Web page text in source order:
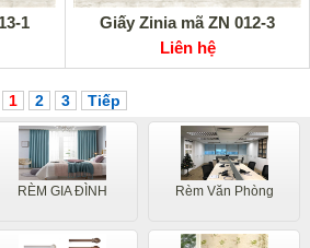
1
Giấy Zinia mã ZN 012-3
Liên hệ
1 2 3 Tiếp
RÈM GIA ĐÌNH Rèm Văn Phòng